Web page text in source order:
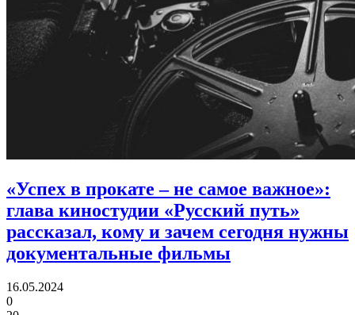
«Успех в прокате – не самое важное»:
глава киностудии «Русский путь»
рассказал, кому и зачем сегодня нужны
документальные фильмы
16.05.2024
0